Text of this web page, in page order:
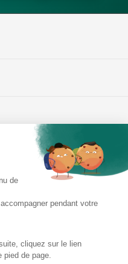
de
pendant votre
cliquez sur le lien
pied de page.